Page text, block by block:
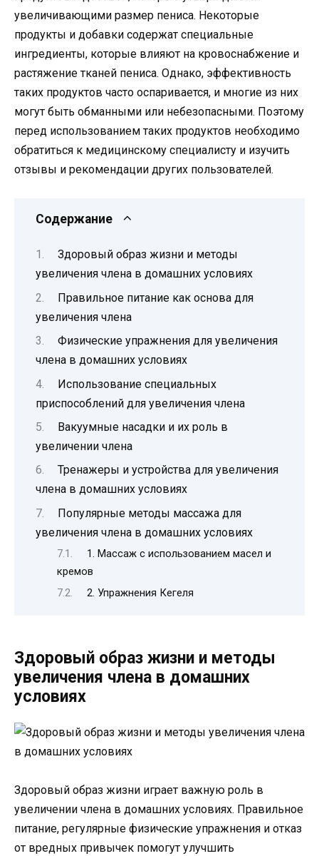
увеличивающими размер пениса. Некоторые
продукты и добавки содержат специальные
ингредиенты, которые влияют на кровоснабжение и
растяжение тканей пениса. Однако, эффективность
таких продуктов часто оспаривается, и многие из них
могут быть обманными или небезопасными. Поэтому
перед использованием таких продуктов необходимо
обратиться к медицинскому специалисту и изучить
отзывы и рекомендации других пользователей.
Содержание
Здоровый образ жизни и методы
увеличения члена в домашних условиях
Правильное питание как основа для
увеличения члена
Физические упражнения для увеличения
члена в домашних условиях
Использование специальных
приспособлений для увеличения члена
Вакуумные насадки и их роль в
увеличении члена
Тренажеры и устройства для увеличения
члена в домашних условиях
Популярные методы массажа для
увеличения члена в домашних условиях
1. Массаж с использованием масел и
кремов
2. Упражнения Кегеля
Здоровый образ жизни и методы
увеличения члена в домашних
условиях
Здоровый образ жизни играет важную роль в
увеличении члена в домашних условиях. Правильное
питание, регулярные физические упражнения и отказ
от вредных привычек помогут улучшить